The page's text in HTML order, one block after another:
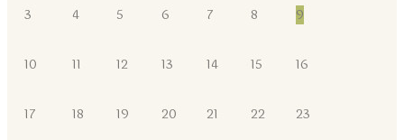
3 4 5 6 7 8 9
10 11 12 13 14 15 16
17 18 19 20 21 22 23